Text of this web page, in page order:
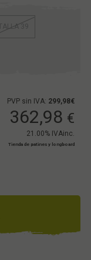
TALLA 39
PVP sin IVA: 299,98€
362,98 €
21.00% IVAinc.
Tienda de patines y longboard